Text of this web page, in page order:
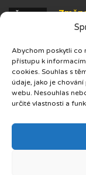
Abychom poskytli co
přístupu k
cookies. Souhlas s
údaje, jako je
webu. Nesouhlas
určité vlastnosti a
ČVN 25